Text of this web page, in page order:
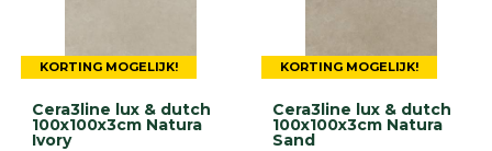
KORTING MOGELIJK!
Cera3line lux & dutch
100x100x3cm Natura
Ivory
KORTING MOGELIJK!
Cera3line lux & dutch
100x100x3cm Natura
Sand